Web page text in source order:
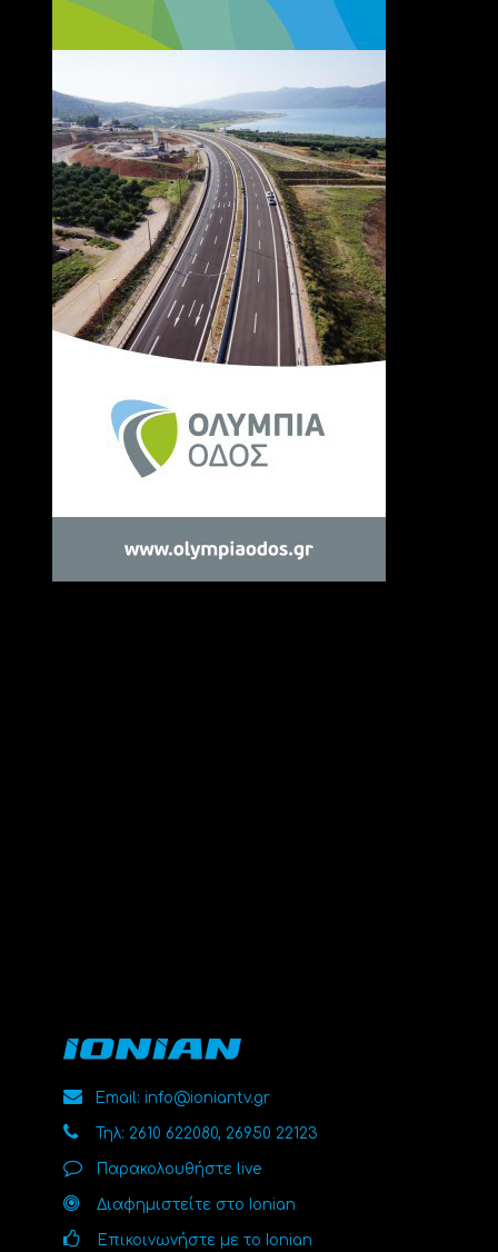
Email: info@ioniantv.gr
Τηλ: 2610 622080, 26950 22123
Παρακολουθήστε live
Διαφημιστείτε στο Ionian
Επικοινωνήστε με το Ionian